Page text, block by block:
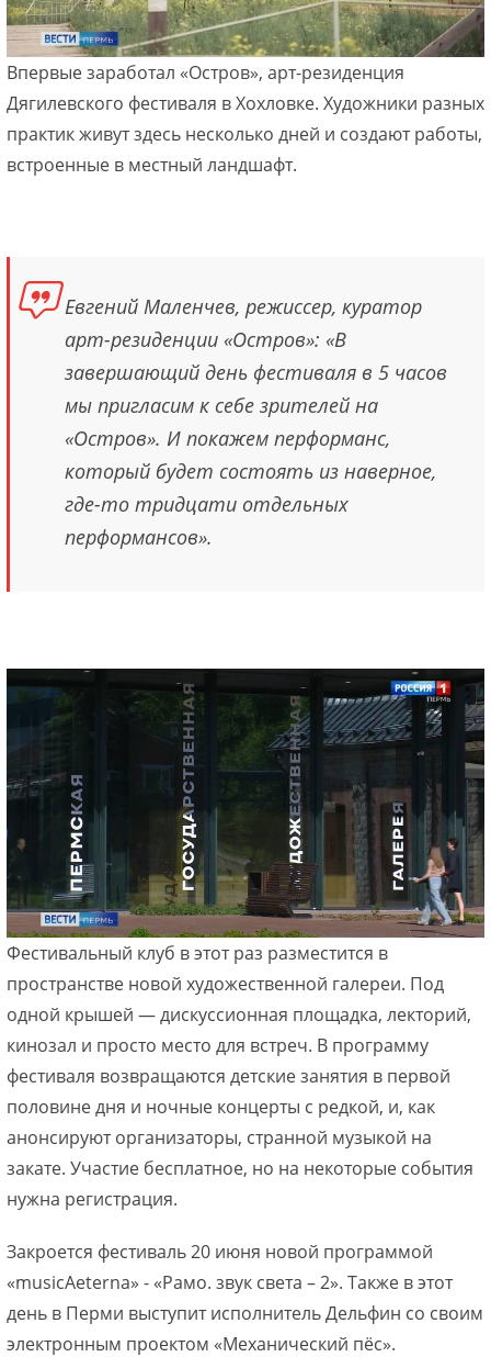
Впервые заработал «Остров», арт-резиденция
Дягилевского фестиваля в Хохловке. Художники разных
практик живут здесь несколько дней и создают работы,
встроенные в местный ландшафт.
Евгений Маленчев, режиссер, куратор
арт-резиденции «Остров»: «В
завершающий день фестиваля в 5 часов
мы пригласим к себе зрителей на
«Остров». И покажем перформанс,
который будет состоять из наверное,
где-то тридцати отдельных
перформансов».
Фестивальный клуб в этот раз разместится в
пространстве новой художественной галереи. Под
одной крышей — дискуссионная площадка, лекторий,
кинозал и просто место для встреч. В программу
фестиваля возвращаются детские занятия в первой
половине дня и ночные концерты с редкой, и, как
анонсируют организаторы, странной музыкой на
закате. Участие бесплатное, но на некоторые события
нужна регистрация.
Закроется фестиваль 20 июня новой программой
«musicAeterna» - «Рамо. звук света – 2». Также в этот
день в Перми выступит исполнитель Дельфин со своим
электронным проектом «Механический пёс».